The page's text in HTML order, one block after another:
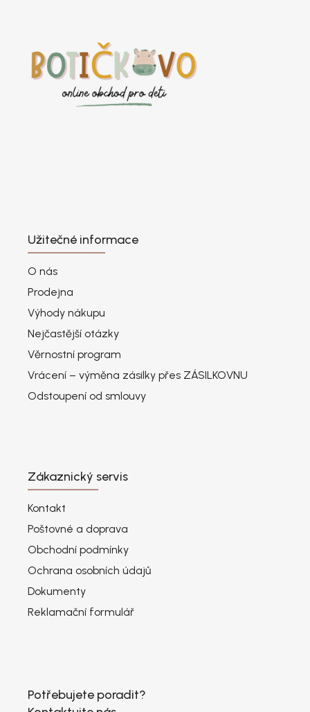
Užitečné informace
O nás
Prodejna
Výhody nákupu
Nejčastější otázky
Věrnostní program
Vrácení – výměna zásilky přes ZÁSILKOVNU
Odstoupení od smlouvy
Zákaznický servis
Kontakt
Poštovné a doprava
Obchodní podmínky
Ochrana osobních údajů
Dokumenty
Reklamační formulář
Potřebujete poradit?